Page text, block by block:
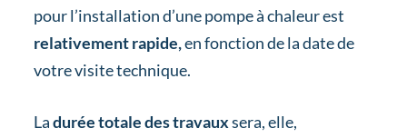
pour l’installation d’une pompe à chaleur est
relativement rapide,en fonction de la date de
votre visite technique.
Ladurée totale des travauxsera, elle,